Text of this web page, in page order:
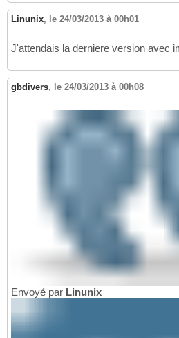
Linunix, le 24/03/2013 à 00h01
J'attendais la derniere version avec
gbdivers, le 24/03/2013 à 00h08
Envoyé par Linunix